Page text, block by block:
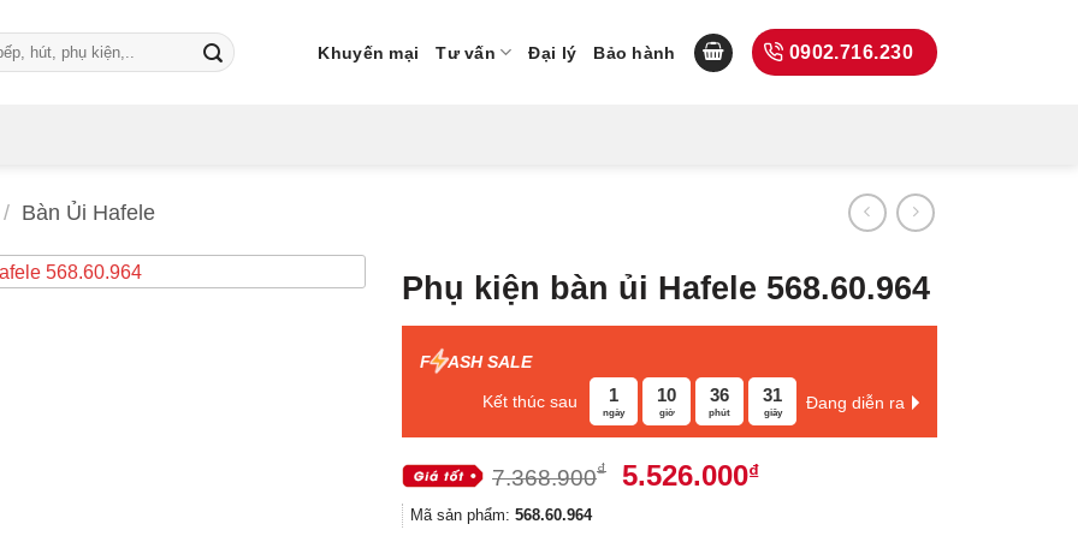
Khuyến mại Tư vấn Đại lý Bảo hành 0902.716.230
/ Bàn Ủi Hafele
Phụ kiện bàn ủi Hafele 568.60.964
F ASH SALE
Kết thúc sau 1
ngày
10
giờ
36
phút
30
giây
Đang diễn ra
7.368.900₫
Giá
5.526.000₫Giá
Mã sản phẩm: 568.60.964